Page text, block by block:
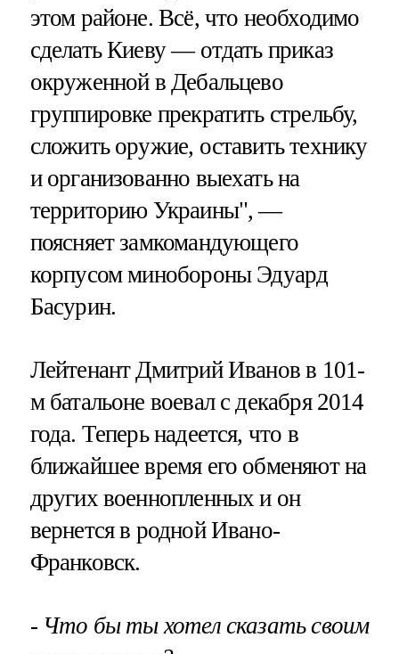
этом районе. Всё, что необходимо
сделать Киеву — отдать приказ
окруженной в Дебальцево
группировке прекратить стрельбу,
сложить оружие, оставить технику
и организованно выехать на
территорию Украины", —
поясняет замкомандующего
корпусом минобороны Эдуард
Басурин.
Лейтенант Дмитрий Иванов в 101-
м батальоне воевал с декабря 2014
года. Теперь надеется, что в
ближайшее время его обменяют на
других военнопленных и он
вернется в родной Ивано-
Франковск.
- Что бы ты хотел сказать своим